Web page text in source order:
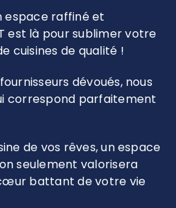
espace raffiné et
est là pour sublimer votre
cuisines de qualité !
dévoués, nous
correspond parfaitement
de vos rêves, un espace
seulement valorisera
battant de votre vie